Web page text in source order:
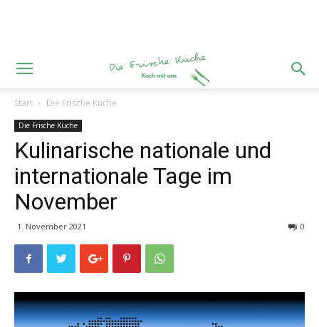
Start Die Frische Küche
Die Frische Küche
Kulinarische nationale und
internationale Tage im
November
1. November 2021 0